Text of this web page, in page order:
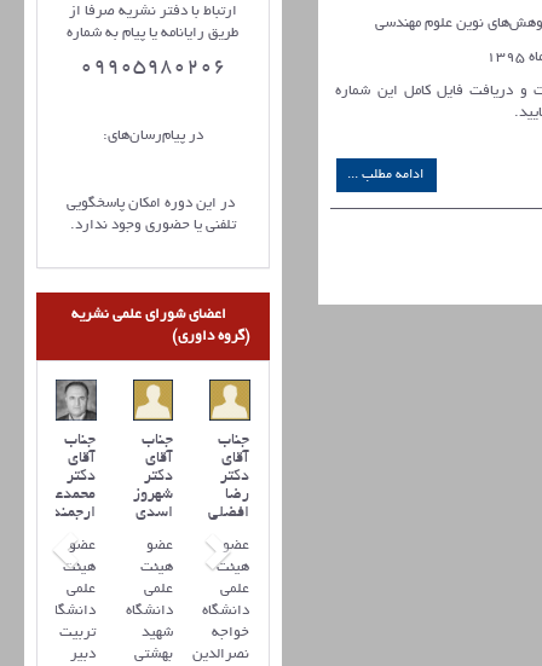
نوین علوم مهندسی
و دریافت فایل کامل این شماره
.
ادامه مطلب ...
ارتباط با دفتر نشریه صرفا از
طریق رایانامه یا پیام به شماره
09905980206
در پیام‌رسان‌های:
در این دوره امکان پاسخگویی
تلفنی یا حضوری وجود ندارد.
اعضای شورای علمی نشریه
(گروه داوری)
جناب
آقای
دکتر
محمدعلی
ارجمند
عضو
هیئت
علمی
دانشگاه
تربیت
دبیر
جناب
آقای
دکتر
شهروز
اسدی
عضو
هیئت
علمی
دانشگاه
شهید
بهشتی
جناب
آقای
دکتر
رضا
افضلي
عضو
هیئت
علمی
دانشگاه
خواجه
نصرالدین